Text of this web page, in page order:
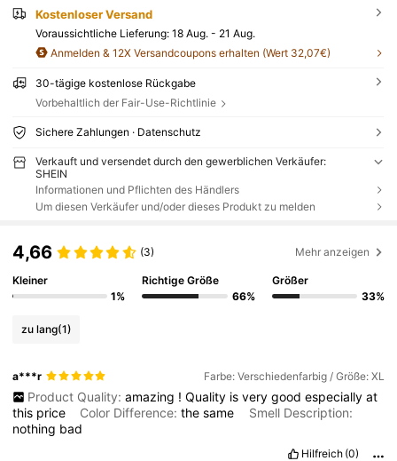
Kostenloser Versand
Voraussichtliche Lieferung: 18 Aug. - 21 Aug.
Anmelden & 12X Versandcoupons erhalten (Wert 32,07€)
30-tägige kostenlose Rückgabe
Vorbehaltlich der Fair-Use-Richtlinie
Sichere Zahlungen · Datenschutz
Verkauft und versendet durch den gewerblichen Verkäufer:
SHEIN
Informationen und Pflichten des Händlers
Um diesen Verkäufer und/oder dieses Produkt zu melden
4,66 (3) Mehr anzeigen
Kleiner
1%
Richtige Größe
66%
Größer
33%
zu lang(1)
a***r Farbe: Verschiedenfarbig / Größe: XL
Product Quality: amazing ! Quality is very good especially at
this price Color Difference:thesame
Smell Description:
nothing bad
Hilfreich (0)